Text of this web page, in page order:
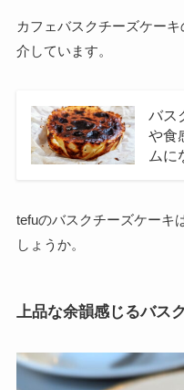
カフェバスクチーズケー
介しています。
バス
や食
ムに
tefuのバスクチーズケーキ
しょうか。
上品な余韻感じるバス